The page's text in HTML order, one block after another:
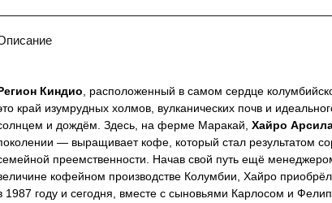
Киндио, расположенный в самом сердце
край изумрудных холмов, вулканических почв и
и дождём. Здесь, на ферме Маракай, Хайро
— выращивает кофе, который стал результатом
преемственности. Начав свой путь ещё
кофейном производстве Колумбии, Хайро
1987 году и сегодня, вместе с сыновьями Карлосом и